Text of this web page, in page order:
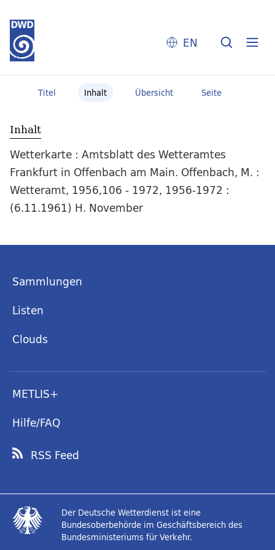
EN
Titel Inhalt Übersicht Seite
Inhalt
Wetterkarte : Amtsblatt des Wetteramtes
Frankfurt in Offenbach am Main. Offenbach, M. :
Wetteramt, 1956,106 - 1972, 1956-1972 :
(6.11.1961) H. November
Sammlungen
Listen
Clouds
METLIS+
Hilfe/FAQ
RSS Feed
Der Deutsche Wetterdienst ist eine
Bundesoberbehörde im Geschäftsbereich des
Bundesministeriums für Verkehr.